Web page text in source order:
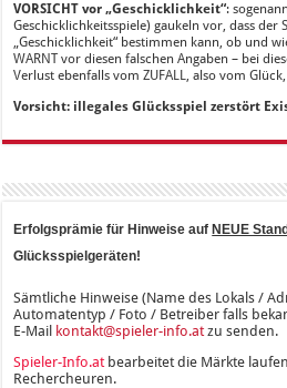
VORSICHT vor „Geschicklichkeit“:
Geschicklichkeitsspiele) gaukeln vor, dass der
„Geschicklichkeit“ bestimmen kann, ob und
WARNT vor diesen falschen Angaben – bei
Verlust ebenfalls vom ZUFALL, also vom
Vorsicht: illegales Glücksspiel zerstört
Erfolgsprämie für Hinweise auf NEUE
Glücksspielgeräten!
Sämtliche Hinweise (Name des Lokals /
Automatentyp / Foto / Betreiber falls
E-Mail kontakt@spieler-info.at zu senden.
Spieler-Info.at bearbeitet die Märkte
Rechercheuren.